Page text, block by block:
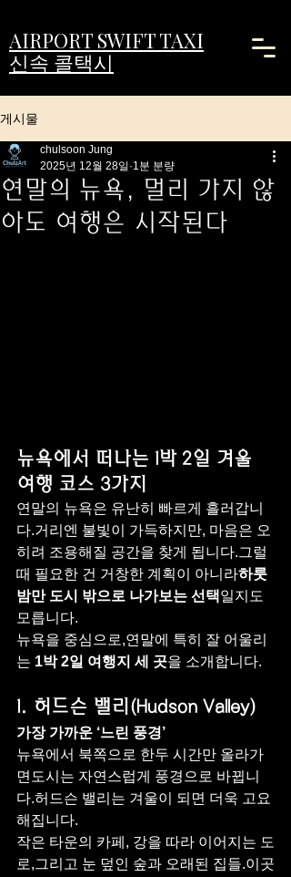
AIRPORT SWIFT TAXI
신속 콜택시
게시물
연말의 뉴욕, 멀리 가지 않
아도 여행은 시작된다
chulsoon Jung
2025년 12월 28일 1분 분량
뉴욕에서 떠나는 1박 2일 겨울
여행 코스 3가지
연말의 뉴욕은 유난히 빠르게 흘러갑니
다.거리엔 불빛이 가득하지만, 마음은 오
히려 조용해질 공간을 찾게 됩니다.그럴
때 필요한 건 거창한 계획이 아니라하룻
밤만 도시 밖으로 나가보는 선택일지도
모릅니다.
뉴욕을 중심으로,연말에 특히 잘 어울리
는 1박 2일 여행지 세 곳을 소개합니다.
1. 허드슨 밸리(Hudson Valley)
가장 가까운 ‘느린 풍경’
뉴욕에서 북쪽으로 한두 시간만 올라가
면도시는 자연스럽게 풍경으로 바뀝니
다.허드슨 밸리는 겨울이 되면 더욱 고요
해집니다.
작은 타운의 카페, 강을 따라 이어지는 도
로,그리고 눈 덮인 숲과 오래된 집들.이곳